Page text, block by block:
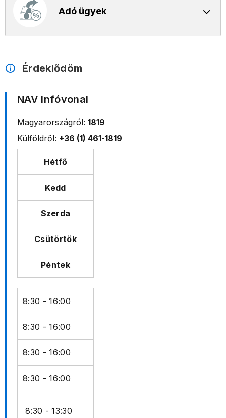
Adó ügyek
Érdeklődöm
NAV Infóvonal
Magyarországról: 1819
Külföldről: +36 (1) 461-1819
Hétfő
Kedd
Szerda
Csütörtök
Péntek
8:30 - 16:00
8:30 - 16:00
8:30 - 16:00
8:30 - 16:00
8:30 - 13:30